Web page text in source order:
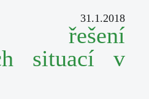
řešení
situací v
31.1.2018